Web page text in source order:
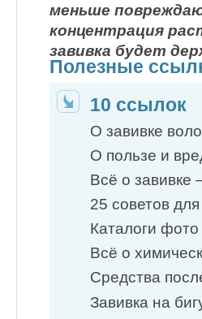
меньше
концентрация
завивка будет
Полезные
10 ссылок
О завивке
О пользе и
Всё о
25 советов
Каталоги
Всё о
Средства
Завивка на